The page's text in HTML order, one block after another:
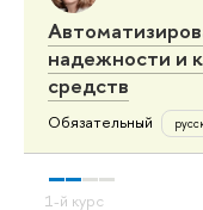
надежности и
средств
Обязательный